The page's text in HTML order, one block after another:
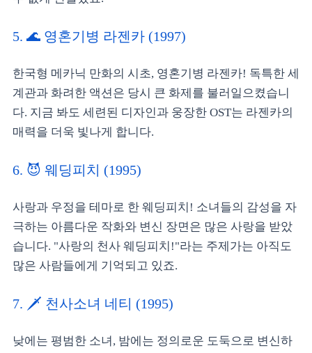
5. 🌊 영혼기병 라젠카 (1997)
한국형 메카닉 만화의 시초, 영혼기병 라젠카! 독특한 세
계관과 화려한 액션은 당시 큰 화제를 불러일으켰습니
다. 지금 봐도 세련된 디자인과 웅장한 OST는 라젠카의
매력을 더욱 빛나게 합니다.
6. 😈 웨딩피치 (1995)
사랑과 우정을 테마로 한 웨딩피치! 소녀들의 감성을 자
극하는 아름다운 작화와 변신 장면은 많은 사랑을 받았
습니다. "사랑의 천사 웨딩피치!"라는 주제가는 아직도
많은 사람들에게 기억되고 있죠.
7. 🗡️ 천사소녀 네티 (1995)
낮에는 평범한 소녀, 밤에는 정의로운 도둑으로 변신하